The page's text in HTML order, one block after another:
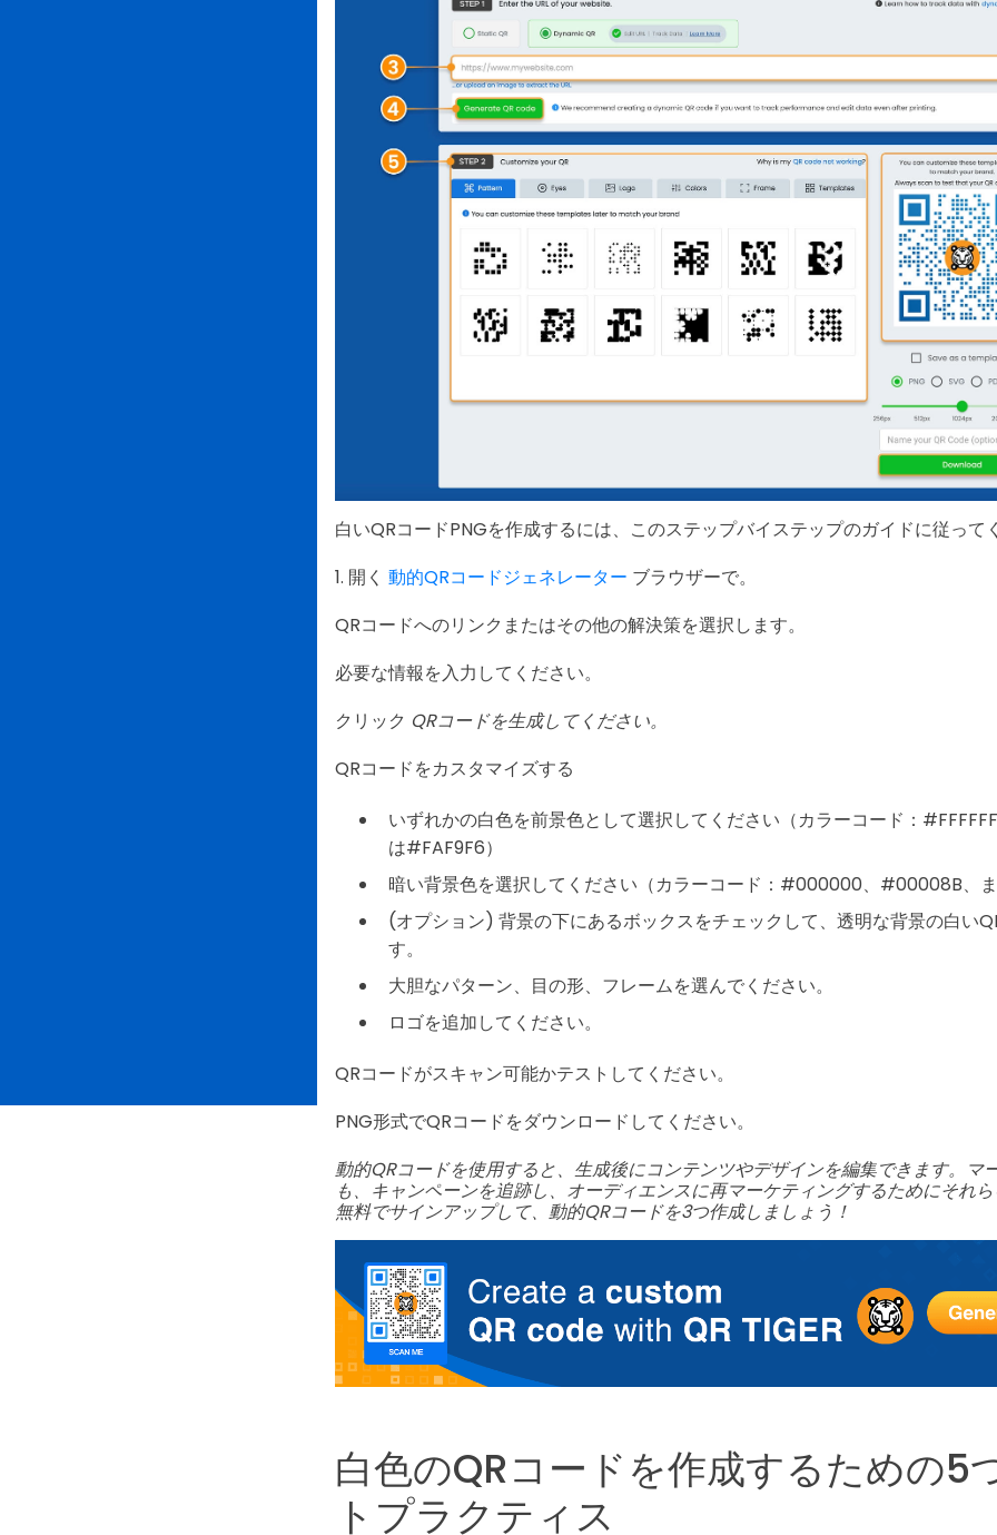
白いQRコードPNGを作成するには、このステップバイステップのガイドに従って
1. 開く 動的QRコードジェネレーター ブラウザーで。
QRコードへのリンクまたはその他の解決策を選択します。
必要な情報を入力してください。
クリック QRコードを生成してください。
QRコードをカスタマイズする
いずれかの白色を前景色として選択してください（カラーコード：
は#FAF9F6）
暗い背景色を選択してください（カラーコード：#000000、#00008B、
(オプション) 背景の下にあるボックスをチェックして、透明な背景の白い
す。
大胆なパターン、目の形、フレームを選んでください。
ロゴを追加してください。
QRコードがスキャン可能かテストしてください。
PNG形式でQRコードをダウンロードしてください。
動的QRコードを使用すると、生成後にコンテンツやデザインを編集できます。マ
も、キャンペーンを追跡し、オーディエンスに再マーケティングするためにそれ
無料でサインアップして、動的QRコードを3つ作成しましょう！
白色のQRコードを作成するための5
トプラクティス